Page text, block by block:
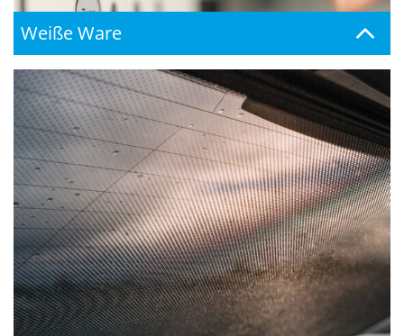
Weiße Ware